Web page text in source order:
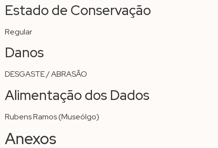
Estado de Conservação
Regular
Danos
DESGASTE / ABRASÃO
Alimentação dos Dados
Rubens Ramos (Museólgo)
Anexos